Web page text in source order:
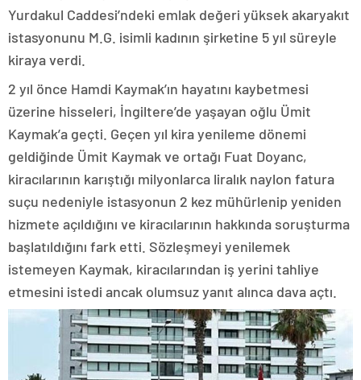
Yurdakul Caddesi’ndeki emlak değeri yüksek akaryakıt
istasyonunu M.G. isimli kadının şirketine 5 yıl süreyle
kiraya verdi.
2 yıl önce Hamdi Kaymak’ın hayatını kaybetmesi
üzerine hisseleri, İngiltere’de yaşayan oğlu Ümit
Kaymak’a geçti. Geçen yıl kira yenileme dönemi
geldiğinde Ümit Kaymak ve ortağı Fuat Doyanc,
kiracılarının karıştığı milyonlarca liralık naylon fatura
suçu nedeniyle istasyonun 2 kez mühürlenip yeniden
hizmete açıldığını ve kiracılarının hakkında soruşturma
başlatıldığını fark etti. Sözleşmeyi yenilemek
istemeyen Kaymak, kiracılarından iş yerini tahliye
etmesini istedi ancak olumsuz yanıt alınca dava açtı.